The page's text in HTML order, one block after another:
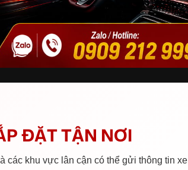
ĐẶT TẬN NƠI
các khu vực lân cận có thể gửi thông tin xe